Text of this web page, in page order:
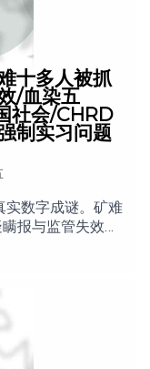
十多人被抓
/血染五
社会/CHRD
制实习问题
实数字成谜。矿难
报与监管失效
告）：中国童工
月？“献忠”阴影
指“极端思想”遭
否正在重新布局